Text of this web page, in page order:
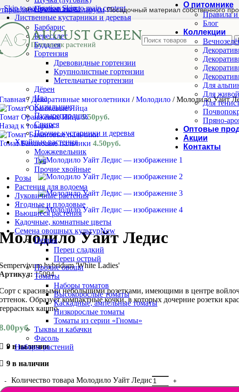
Skip to navigationSkip to main content
почтой по Беларуси Посадочный материал собственного
Прочие злаки
Лиственные кустарники и деревья
Барбарис
Бересклет
Буддлея
Гортензия
Древовидные гортензии
Крупнолистные гортензии
Метельчатые гортензии
Дёрен
Ива
Кизильник
Пузыреплодник
Спирея
Прочие кустарники и деревья
Хвойные растения
Можжевельник
Туя
Прочие хвойные
Розы
Растения для водоема
Луковичные растения
Ягодные и плодовые
Вьющиеся растения
Кадочные, комнатные цветы
Семена овощных культурNew
Перцы
Перец сладкий
Перец острый
Прочие овощи
Томаты
Наборы томатов
Высокорослые томаты
Каскадные, ампельные томаты
Низкорослые томаты
Томаты из серии «Гномы»
Тыквы и кабачки
Фасоль
Наборы растений
О питомнике
Правила и
Блог
Коллекции
Для
Для
Для
Пряно-
Оптовые
Акции
Контакты
/ Декоративные многолетники / Молодило / Молодило Уайт
Оранжевые Яйца5.50руб.
к товарам
Банановые пальчики 4.50руб.
Уайт Ледис
hybridum 'White Ladies'
15094
с красивыми небольшими розетками, имеющими в центре
Образует компактные кочки, в которых дочерние розетки
кашпо
руб.
9 в наличии
9 в наличии
Количество товара Молодило Уайт Ледис